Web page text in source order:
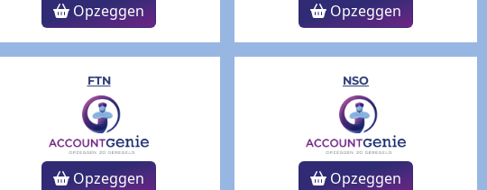
Opzeggen Opzeggen
FTN
Opzeggen
NSO
Opzeggen